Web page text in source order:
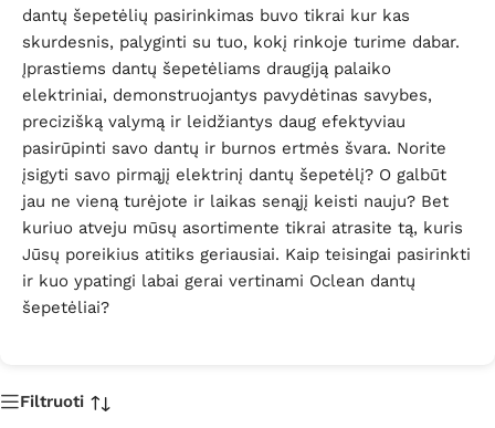
dantų šepetėlių pasirinkimas buvo tikrai kur kas
skurdesnis, palyginti su tuo, kokį rinkoje turime dabar.
Įprastiems dantų šepetėliams draugiją palaiko
elektriniai, demonstruojantys pavydėtinas savybes,
precizišką valymą ir leidžiantys daug efektyviau
pasirūpinti savo dantų ir burnos ertmės švara. Norite
įsigyti savo pirmąjį elektrinį dantų šepetėlį? O galbūt
jau ne vieną turėjote ir laikas senąjį keisti nauju? Bet
kuriuo atveju mūsų asortimente tikrai atrasite tą, kuris
Jūsų poreikius atitiks geriausiai. Kaip teisingai pasirinkti
ir kuo ypatingi labai gerai vertinami Oclean dantų
šepetėliai?
Filtruoti